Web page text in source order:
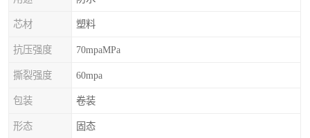
芯材 塑料
抗压强度 70mpaMPa
撕裂强度 60mpa
包装 卷装
形态 固态